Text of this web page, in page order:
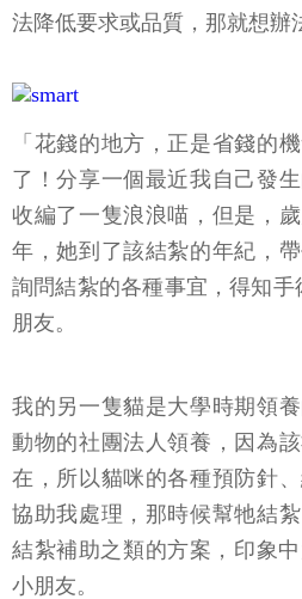
法降低要求或品質，那就想辦
「花錢的地方，正是省錢的
了！分享一個最近我自己發
收編了一隻浪浪喵，但是，
年，她到了該結紮的年紀，
詢問結紮的各種事宜，得知
朋友。
我的另一隻貓是大學時期領
動物的社團法人領養，因為
在，所以貓咪的各種預防針
協助我處理，那時候幫牠結
結紮補助之類的方案，印象
小朋友。